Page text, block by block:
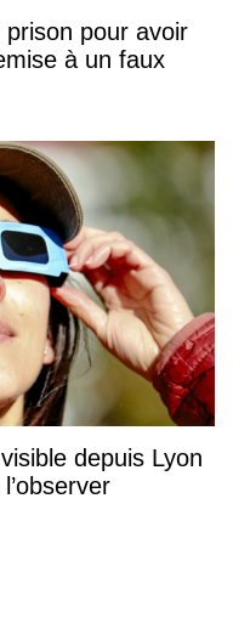
pour avoir
à un faux
depuis Lyon